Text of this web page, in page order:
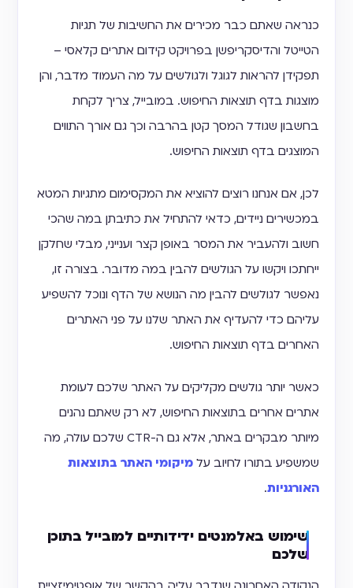
כנראה שאתם כבר מכירים את החשיבות של תגיות
הטייטל והדיסקריפשן בפרויקט קידום אתרים קלאסי –
תפקידן להראות לגוגל ולגולשים על מה העמוד מדבר, והן
מוצגות בדף תוצאות החיפוש. במובייל, צריך לקחת
בחשבון שגודל המסך קטן בהרבה וכך גם אורך התווים
המוצגים בדף תוצאות החיפוש.
לכן, אם אנחנו רוצים להוציא את המקסימום מתגיות המטא
במכשירים ניידים, כדאי להתחיל את כתיבתן במה שהכי
חשוב ולהעביר את המסר באופן קצר וענייני, מבלי שחלקן
ייחתכו ויקשו על הגולשים להבין במה מדובר. בצורה זו,
נאפשר לגולשים להבין מה הנושא של הדף ונוכל להשפיע
עליהם כדי להעדיף את האתר שלנו על פני האתרים
האחרים בדף תוצאות החיפוש.
כאשר יותר גולשים מקליקים על האתר שלכם לעומת
אתרים אחרים בתוצאות החיפוש, לא רק שאתם נהנים
מיותר מבקרים באתר, אלא גם ה-CTR שלכם עולה, מה
שמשפיע בתורו לחיוב על מיקומי האתר בתוצאות
האורגניות.
שימוש באלמנטים ידידותיים למובייל בתוכן
שלכם